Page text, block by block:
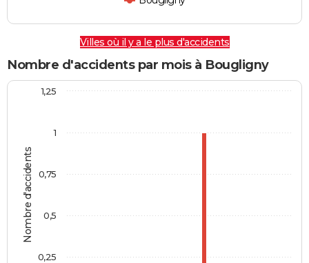
Villes où il y a le plus d'accidents
Nombre d'accidents par mois à Bougligny
Nombre d'accidents
1
0,25
0,5
0,75
1,25